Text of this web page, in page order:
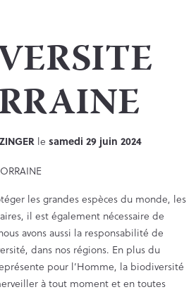
le samedi 29 juin 2024
les grandes espèces du monde, les
il est également nécessaire de
avons aussi la responsabilité de
dans nos régions. En plus du
pour l’Homme, la biodiversité
à tout moment et en toutes